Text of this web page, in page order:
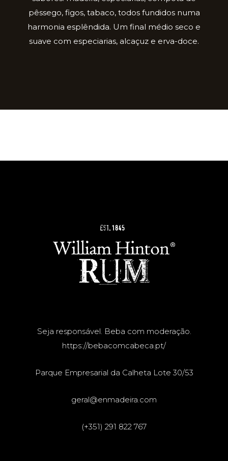
pêssego, figos, tabaco, todos fundidos numa
harmonia esplêndida. Um final médio seco e
suave com especiarias, alcaçuz e erva-doce.
Seja responsável. Beba com moderação.
https://bebacomcabeca.pt/
Parque Empresarial da Calheta Lote 30/53
geral@enmadeira.com
(+351) 291 822 767